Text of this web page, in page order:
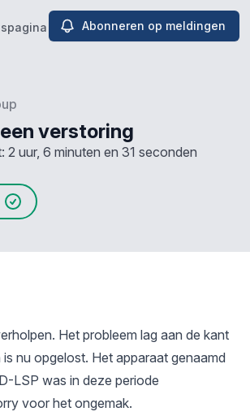
Abonneren op meldingen
verstoring
2 uur, 6 minuten en 31 seconden
Het probleem lag aan de kant
nu opgelost. Het apparaat genaamd
LSP was in deze periode
voor het ongemak.